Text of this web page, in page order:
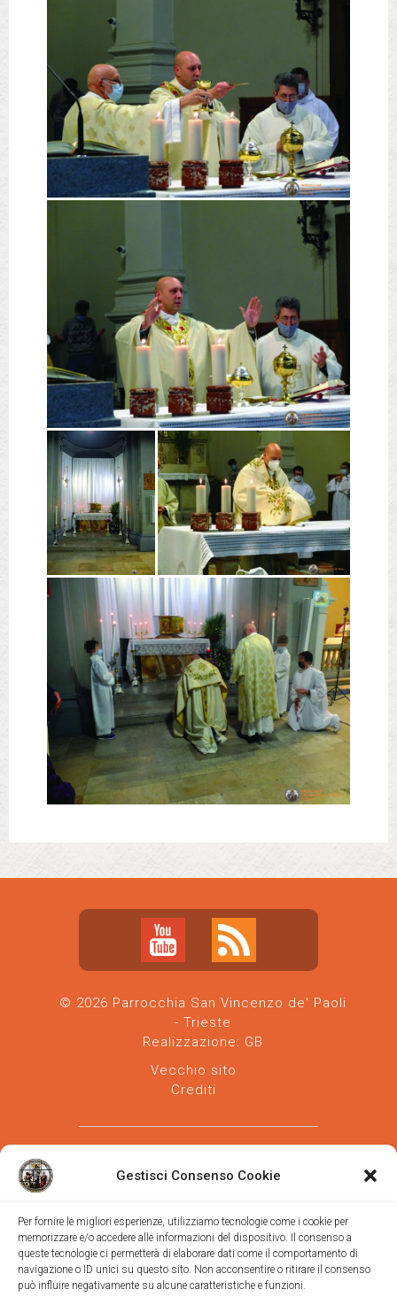
Gestisci Consenso Cookie
Per fornire le migliori esperienze, utilizziamo tecnologie come i cookie per
memorizzare e/o accedere alle informazioni del dispositivo. Il consenso a
queste tecnologie ci permetterà di elaborare dati come il comportamento di
navigazione o ID unici su questo sito. Non acconsentire o ritirare il consenso
può influire negativamente su alcune caratteristiche e funzioni.
© 2026 Parrocchia San Vincenzo de' Paoli
- Trieste
Realizzazione: GB
Vecchio sito
Crediti
Parrocchia san Vincenzo de' Paoli-Diocesi
di Trieste
via Vittorino da Feltre, 11 (chiesa)